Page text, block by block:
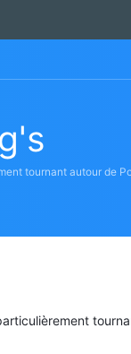
tournant autour de